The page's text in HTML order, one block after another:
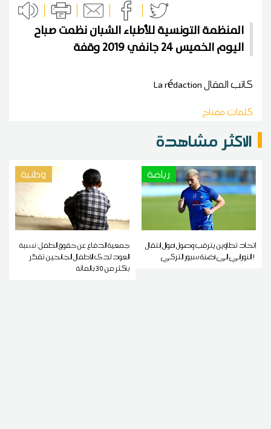
المنظمة التونسية للأطباء الشبان نظمت صباح
اليوم الخميس 24 جانفي 2019 وقفة
كاتب المقالLa rédaction
كلمات مفتاح
الاكثر مشاهدة
رياضة
إتحاد تطاوين يترقب وصول أموال إنتقال
النوراني إلى أضنة سبور التركي !
وطنية
جمعية الدفاع عن حقوق الطفل: نسبة
العود لدى الأطفال الجانحين تقدّر
بأكثر من 30 بالمائة